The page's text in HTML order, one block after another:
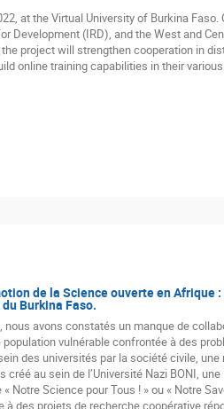
at the Virtual University of Burkina Faso.
Development (IRD), and the West and
project will strengthen cooperation in
online training capabilities in their
de la Science ouverte en Afrique :
Burkina Faso.
avons constatés un manque de
vulnérable confrontée à des
des universités par la société civile,
au sein de l’Université Nazi BONI,
Science pour Tous ! » ou « Notre
des projets de recherche coopérative